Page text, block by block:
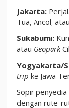
Jakarta:
Tua, Ancol,
Sukabumi:
atau Geopark
Yogyakarta/
trip ke Jawa
Sopir penyedia
dengan rute-